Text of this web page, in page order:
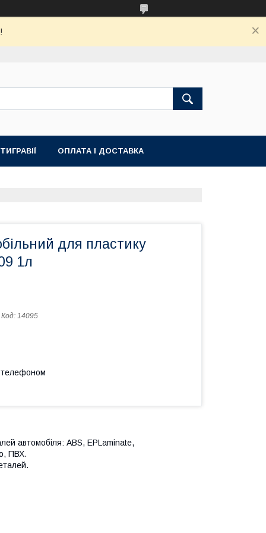
ОПЛАТА І ДОСТАВКА
для пластику
1л
Код: 14095
телефоном
автомобіля: ABS, EPLaminate,
ПВХ.